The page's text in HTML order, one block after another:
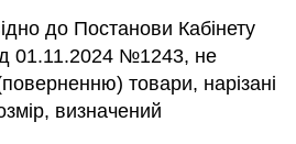
до Постанови Кабінету
01.11.2024 №1243, не
товари, нарізані
визначений